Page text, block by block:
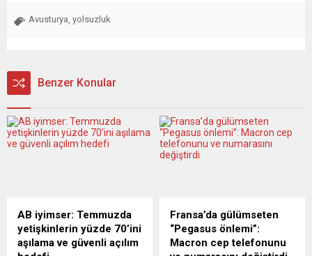
Avusturya yolsuzluk
Benzer Konular
AB iyimser: Temmuzda
yetişkinlerin yüzde 70’ini
aşılama ve güvenli açılım
Fransa’da gülümseten
“Pegasus önlemi”:
Macron cep telefonunu